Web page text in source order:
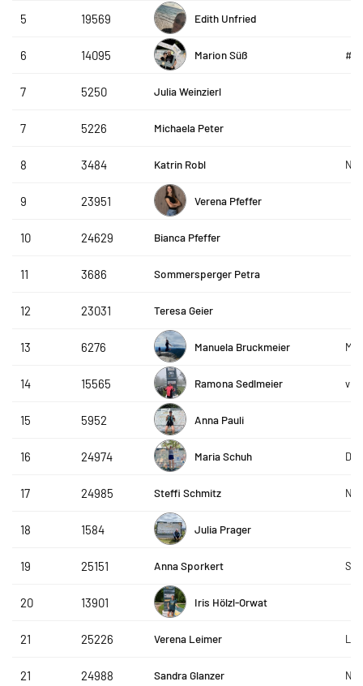
5 19569 Edith Unfried
6 14095 Marion Süß
7 5250 Julia Weinzierl
7 5226 Michaela Peter
8 3484 Katrin Robl
9 23951 Verena Pfeffer
10 24629 Bianca Pfeffer
11 3686 Sommersperger Petra
12 23031 Teresa Geier
13 6276 Manuela Bruckmeier MS
14 15565 Ramona Sedlmeier vhs
15 5952 Anna Pauli
16 24974 Maria Schuh De
17 24985 Steffi Schmitz
18 1584 Julia Prager
19 25151 Anna Sporkert
20 13901 Iris Hölzl-Orwat
21 25226 Verena Leimer
21 24988 Sandra Glanzer